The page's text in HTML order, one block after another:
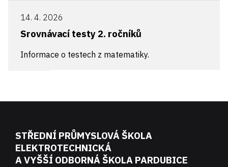
14. 4. 2026
Srovnávací testy 2. ročníků
Informace o testech z matematiky.
STŘEDNÍ PRŮMYSLOVÁ ŠKOLA
ELEKTROTECHNICKÁ
A VYŠŠÍ ODBORNÁ ŠKOLA PARDUBICE